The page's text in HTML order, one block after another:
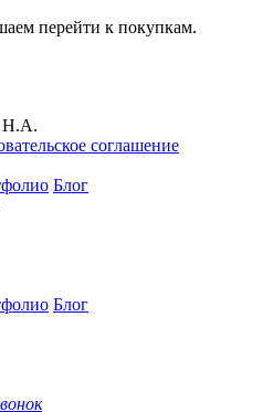
перейти к покупкам.
Н.А.
соглашение
Блог
Блог